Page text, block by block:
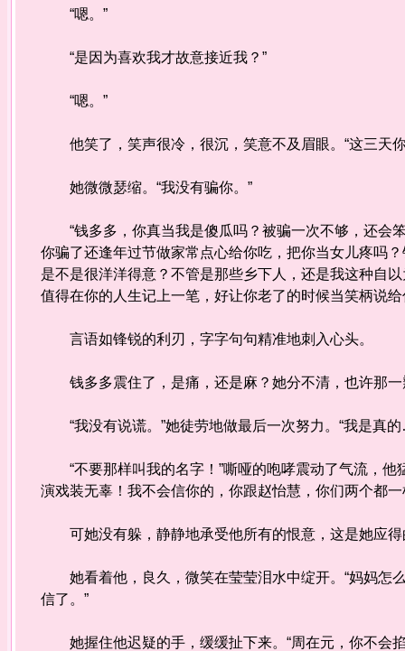
“嗯。”
“是因为喜欢我才故意接近我？”
“嗯。”
他笑了，笑声很冷，很沉，笑意不及眉眼。“这三天
她微微瑟缩。“我没有骗你。”
“钱多多，你真当我是傻瓜吗？被骗一次不够，还会
你骗了还逢年过节做家常点心给你吃，把你当女儿疼吗
是不是很洋洋得意？不管是那些乡下人，还是我这种自
值得在你的人生记上一笔，好让你老了的时候当笑柄说给
言语如锋锐的利刃，字字句句精准地刺入心头。
钱多多震住了，是痛，还是麻？她分不清，也许那一
“我没有说谎。”她徒劳地做最后一次努力。“我是真
“不要那样叫我的名字！”嘶哑的咆哮震动了气流，他
演戏装无辜！我不会信你的，你跟赵怡慧，你们两个都
可她没有躲，静静地承受他所有的恨意，这是她应得
她看着他，良久，微笑在莹莹泪水中绽开。“妈妈怎
信了。”
她握住他迟疑的手，缓缓扯下来。“周在元，你不会